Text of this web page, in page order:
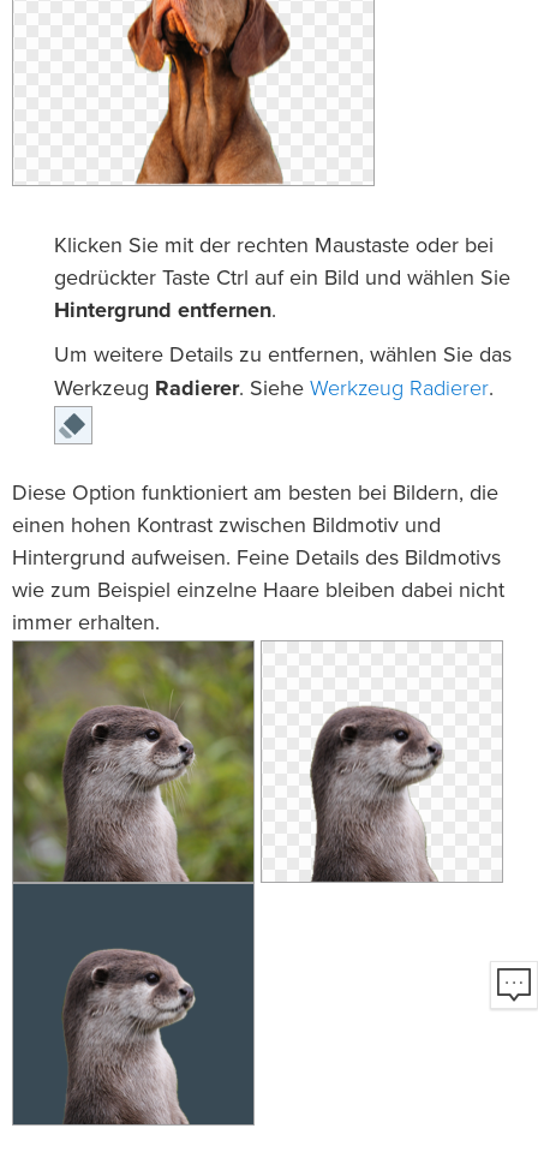
Klicken Sie mit der rechten Maustaste oder bei
gedrückter Taste Ctrl auf ein Bild und wählen Sie
Hintergrund entfernen.
Um weitere Details zu entfernen, wählen Sie das
Werkzeug Radierer. Siehe Werkzeug Radierer.
Diese Option funktioniert am besten bei Bildern, die
einen hohen Kontrast zwischen Bildmotiv und
Hintergrund aufweisen. Feine Details des Bildmotivs
wie zum Beispiel einzelne Haare bleiben dabei nicht
immer erhalten.